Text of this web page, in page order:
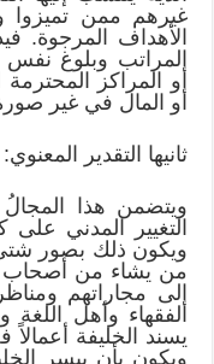
غيرهم ممن
الأهداف المرجوة.
المراتب وبلوغ نفس
أو المراكز
أو المال في غير
ثانيها التقدير المعنوي:
ويتضمن هذا
التغيير المدني على
ويكون ذلك بصور شتى
من يشاء من أصحاب
إلى مجاراتهم
الفقهاء وأهل
يسند الخليفة أعمالاً
ويكون بأن ييسر